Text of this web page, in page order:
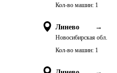
Кол-во машин: 1
Линево →
Новосибирская обл.
Кол-во машин: 1